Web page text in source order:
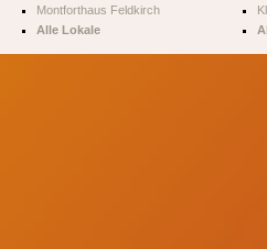
Montforthaus Feldkirch
Alle Lokale